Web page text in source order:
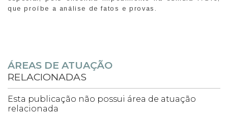
que proíbe a análise de fatos e provas.
ÁREAS DE ATUAÇÃO
RELACIONADAS
Esta publicação não possui área de atuação
relacionada